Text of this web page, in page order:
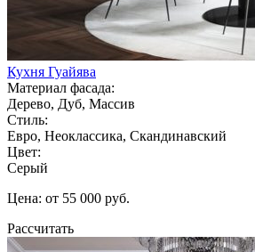
Кухня Гуайява
Материал фасада:
Дерево, Дуб, Массив
Стиль:
Евро, Неоклассика, Скандинавский
Цвет:
Серый
Цена: от 55 000 руб.
Рассчитать